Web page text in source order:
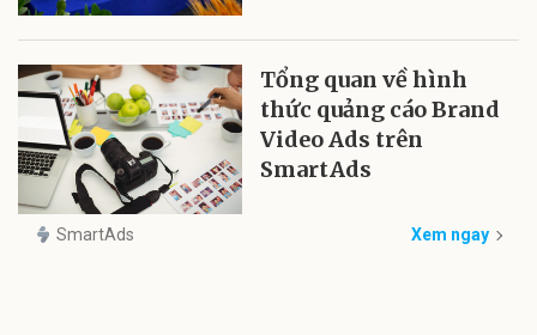
Tổng quan về hình
thức quảng cáo Brand
Video Ads trên
SmartAds
SmartAds Xem ngay